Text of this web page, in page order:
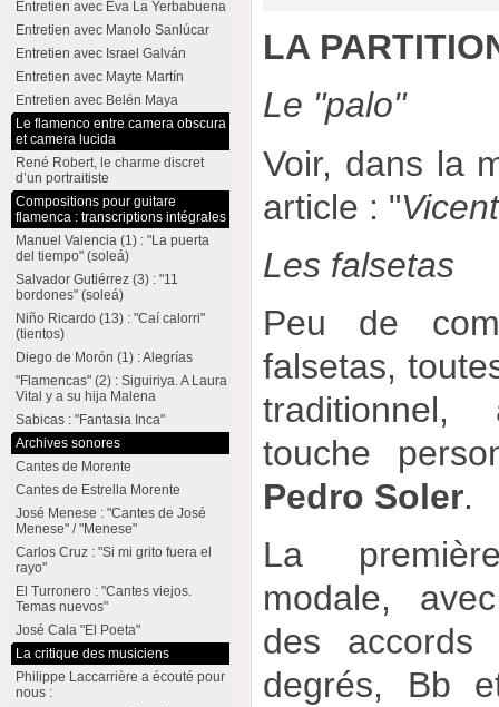
LA
Le "palo"
Voir, dans la
article : "
Les falsetas
Peu de
falsetas,
touche
Pedro Soler.
La
modale,
des accords
degrés, Bb
Entretien avec Eva La Yerbabuena
Entretien avec Manolo Sanlúcar
Entretien avec Israel Galván
Entretien avec Mayte Martín
Entretien avec Belén Maya
Le flamenco entre camera obscura
et camera lucida
René Robert, le charme discret
d’un portraitiste
Compositions pour guitare
flamenca : transcriptions intégrales
Manuel Valencia (1) : "La puerta
del tiempo" (soleá)
Salvador Gutiérrez (3) : "11
bordones" (soleá)
Niño Ricardo (13) : "Caí calorri"
(tientos)
Diego de Morón (1) : Alegrías
"Flamencas" (2) : Siguiriya. A Laura
Vital y a su hija Malena
Sabicas : "Fantasia Inca"
Archives sonores
Cantes de Morente
Cantes de Estrella Morente
José Menese : "Cantes de José
Menese" / "Menese"
Carlos Cruz : "Si mi grito fuera el
rayo"
El Turronero : "Cantes viejos.
Temas nuevos"
José Cala "El Poeta"
La critique des musiciens
Philippe Laccarrière a écouté pour
nous :